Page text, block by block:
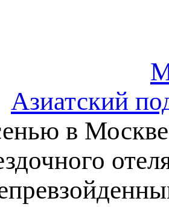
Азиатский
в Москве